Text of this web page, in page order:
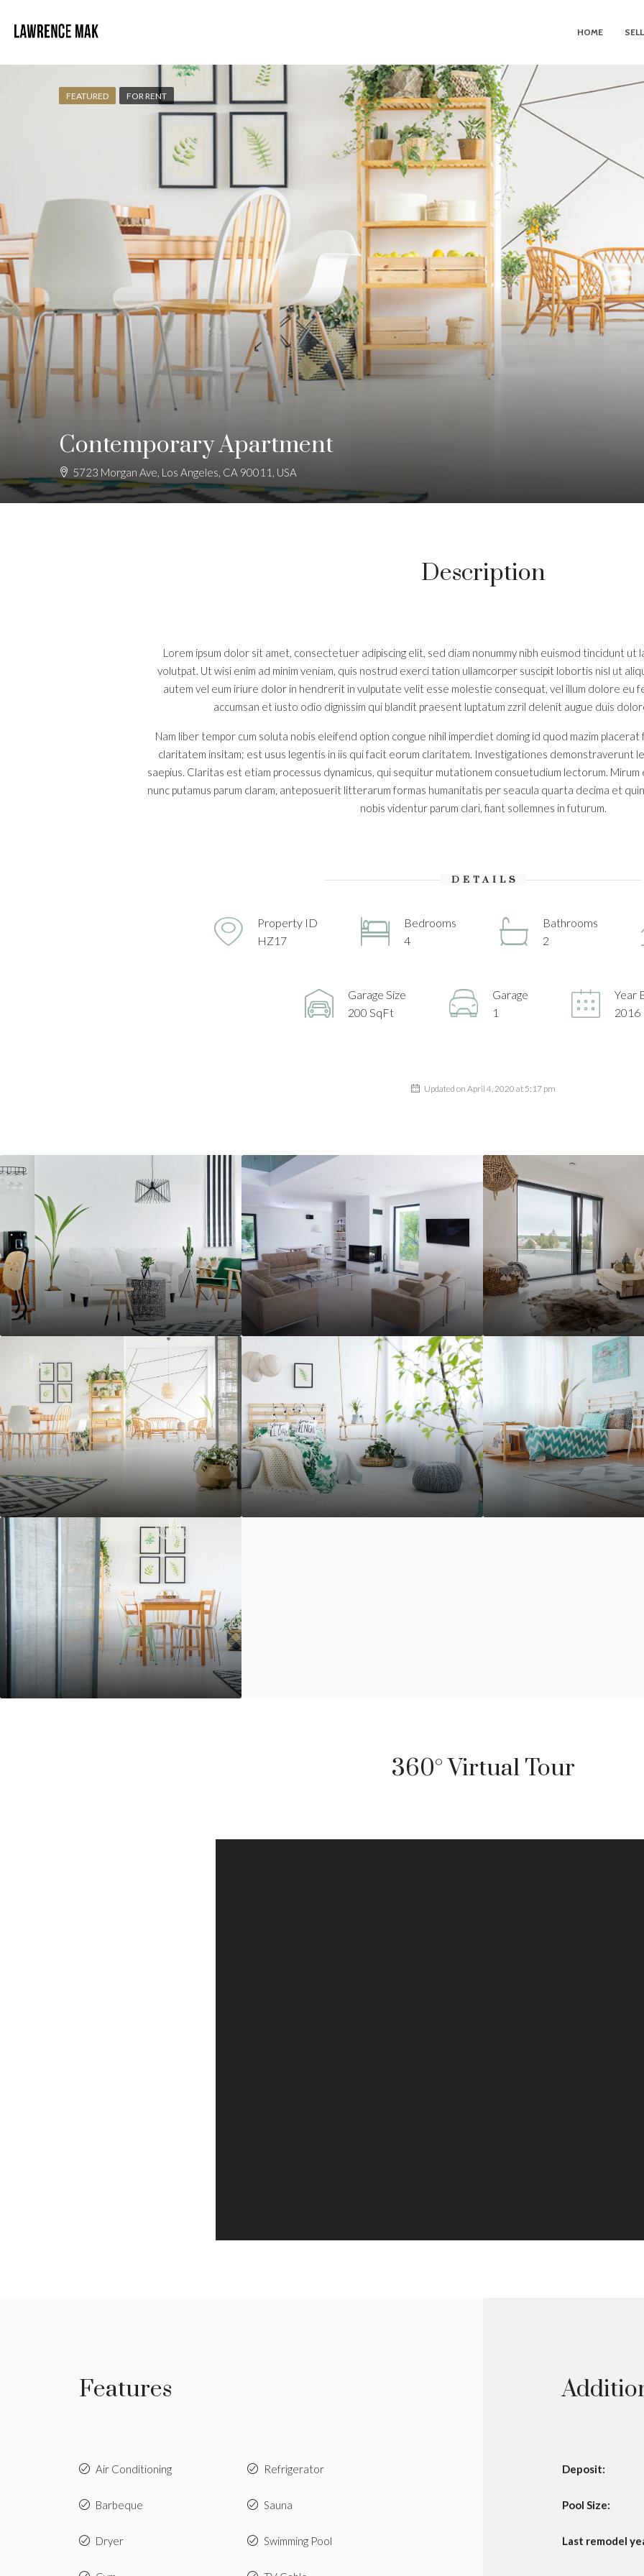
HOME
FEATURED FOR RENT
Contemporary Apartment
5723 Morgan Ave, Los Angeles, CA 90011, USA
Description
Lorem ipsum dolor sit amet, consectetuer adipiscing elit, sed diam nonummy nibh euismod tincidunt
volutpat. Ut wisi enim ad minim veniam, quis nostrud exerci tation ullamcorper suscipit lobortis nisl ut
autem vel eum iriure dolor in hendrerit in vulputate velit esse molestie consequat, vel illum dolore eu
accumsan et iusto odio dignissim qui blandit praesent luptatum zzril delenit augue duis
Nam liber tempor cum soluta nobis eleifend option congue nihil imperdiet doming id quod mazim placerat
claritatem insitam; est usus legentis in iis qui facit eorum claritatem. Investigationes demonstraverunt
saepius. Claritas est etiam processus dynamicus, qui sequitur mutationem consuetudium lectorum.
nunc putamus parum claram, anteposuerit litterarum formas humanitatis per seacula quarta decima et
nobis videntur parum clari, fiant sollemnes in futurum.
DETAILS
Property ID
HZ17
Bedrooms
4
Bathrooms
2
Garage Size
200 SqFt
Garage
1
Year
2016
Updated on April 4, 2020 at 5:17 pm
360° Virtual Tour
Features
Air Conditioning
Barbeque
Dryer
Refrigerator
Sauna
Swimming Pool
Deposit:
Pool Size:
Last remodel